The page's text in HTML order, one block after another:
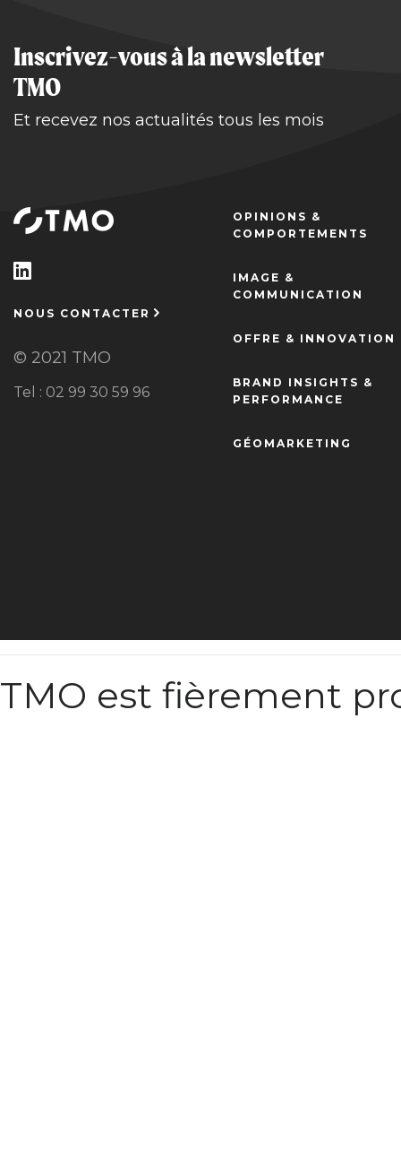
Inscrivez-vous à la newsletter
TMO
Et recevez nos actualités tous les mois
NOUS CONTACTER
© 2021 TMO
Tel : 02 99 30 59 96
OPINIONS &
COMPORTEMENTS
IMAGE &
COMMUNICATION
OFFRE & INNOVATION
BRAND INSIGHTS &
PERFORMANCE
GÉOMARKETING
TMO est fièrement